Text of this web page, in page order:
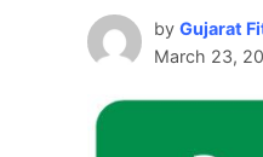
by Gujarat
March 23,